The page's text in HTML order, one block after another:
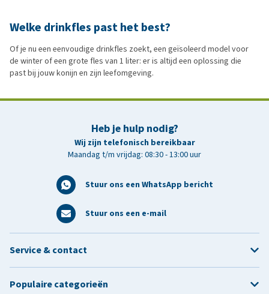
Welke drinkfles past het best?
Of je nu een eenvoudige drinkfles zoekt, een geïsoleerd model voor
de winter of een grote fles van 1 liter: er is altijd een oplossing die
past bij jouw konijn en zijn leefomgeving.
Heb je hulp nodig?
Wij zijn telefonisch bereikbaar
Maandag t/m vrijdag: 08:30 - 13:00 uur
Stuur ons een WhatsApp bericht
Stuur ons een e-mail
Service & contact
Populaire categorieën